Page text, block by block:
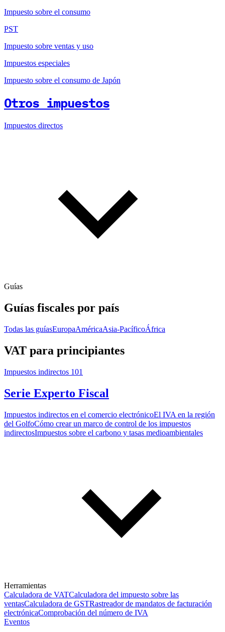
Impuesto sobre el consumo
PST
Impuesto sobre ventas y uso
Impuestos especiales
Impuesto sobre el consumo de Japón
Otros impuestos
Impuestos directos
Guías
Guías fiscales por país
Todas las guíasEuropaAméricaAsia-PacíficoÁfrica
VAT para principiantes
Impuestos indirectos 101
Serie Experto Fiscal
Impuestos indirectos en el comercio electrónicoEl IVA en la región
del GolfoCómo crear un marco de control de los impuestos
indirectosImpuestos sobre el carbono y tasas medioambientales
Herramientas
Calculadora de VATCalculadora del impuesto sobre las
ventasCalculadora de GSTRastreador de mandatos de facturación
electrónicaComprobación del número de IVA
Eventos